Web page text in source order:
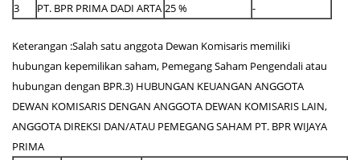
3 PT. BPR PRIMA DADI ARTA 25 % -
Keterangan :Salah satu anggota Dewan Komisaris memiliki
hubungan kepemilikan saham, Pemegang Saham Pengendali atau
hubungan dengan BPR.3) HUBUNGAN KEUANGAN ANGGOTA
DEWAN KOMISARIS DENGAN ANGGOTA DEWAN KOMISARIS LAIN,
ANGGOTA DIREKSI DAN/ATAU PEMEGANG SAHAM PT. BPR WIJAYA
PRIMA